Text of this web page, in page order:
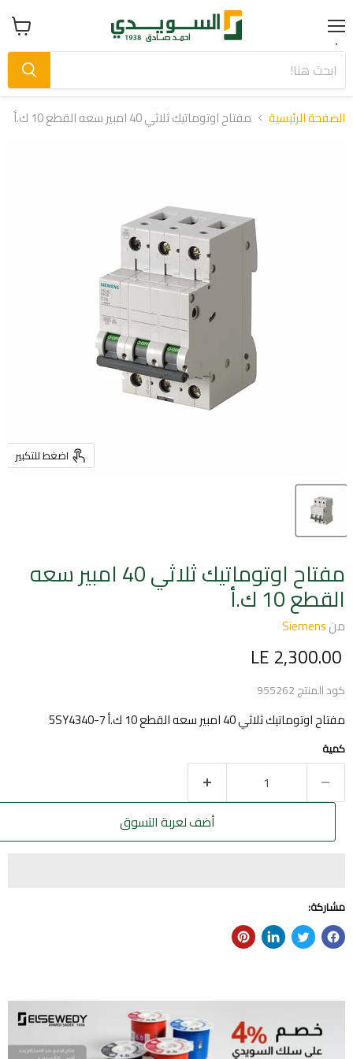
Menu عرض
سلة
الصفحة الرئيسية مفتاح اوتوماتيك ثلاثي 40 امبير سعه القطع 10 ك.أ
اضغط للتكبير
مفتاح اوتوماتيك ثلاثي 40 امبير سعه
القطع 10 ك.أ
منSiemens
السعر الحالي
LE 2,300.00
كود المنتج955262
مفتاح اوتوماتيك ثلاثي 40 امبير سعه القطع 10 ك.أ 5SY4340-7
كمية
أضف لعربة التسوق
مشاركة: